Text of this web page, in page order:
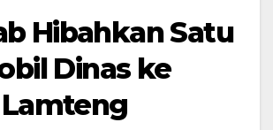
Hibahkan Satu
Dinas ke